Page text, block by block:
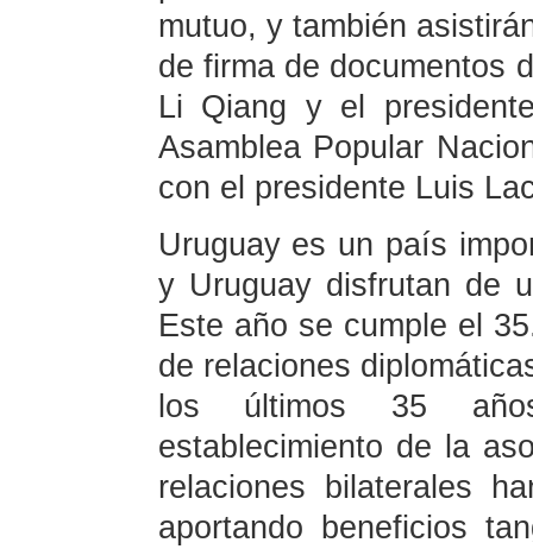
mutuo, y también
de firma de documentos
Li Qiang y el
Asamblea Popular
con el presidente Luis
Uruguay es un país
y Uruguay disfrutan de
Este año se cumple el
de relaciones
los últimos 35
establecimiento de la
relaciones bilaterales
aportando beneficios